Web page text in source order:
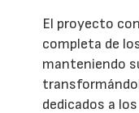
El proyecto
completa de
manteniendo
dedicados a